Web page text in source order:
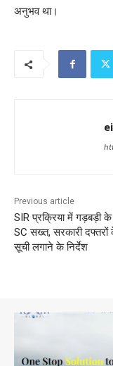
अनुभव था।
Previous article
SIR प्रक्रिया में गड़बड़ी
SC सख्त, सरकारी दफ्तरों
सूची लगाने के निर्देश